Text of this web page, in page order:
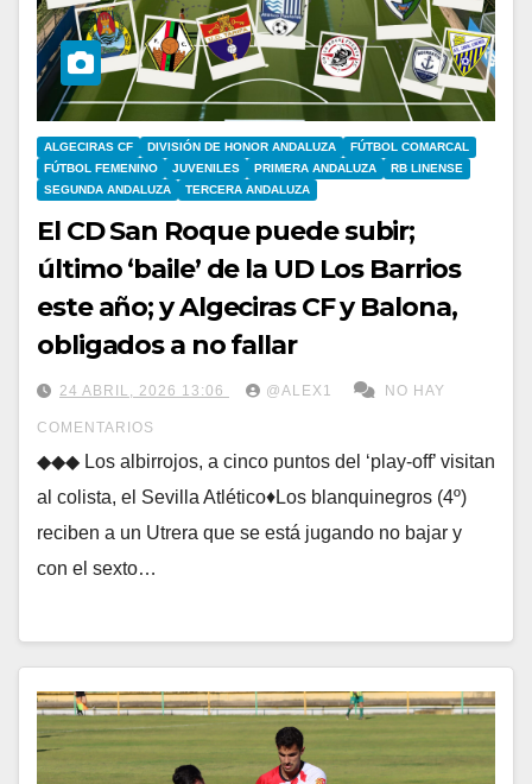
ALGECIRAS CF DIVISIÓN DE HONOR ANDALUZA
FÚTBOL COMARCAL
FÚTBOL FEMENINO
JUVENILES PRIMERA ANDALUZA
RB LINENSE
SEGUNDA ANDALUZA
TERCERA ANDALUZA
El CD San Roque puede subir;
último ‘baile’ de la UD Los Barrios
este año; y Algeciras CF y Balona,
obligados a no fallar
24 ABRIL, 2026 13:06 @ALEX1 NO HAY
COMENTARIOS
◆◆◆ Los albirrojos, a cinco puntos del ‘play-off’ visitan
al colista, el Sevilla Atlético♦Los blanquinegros (4º)
reciben a un Utrera que se está jugando no bajar y
con el sexto…